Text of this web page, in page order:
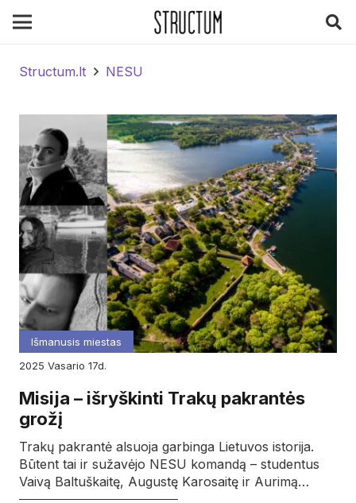
Structum.lt NESU
Išmanusis miestas
2025
vasario 17d.
Misija – išryškinti Trakų pakrantės
grožį
Trakų pakrantė alsuoja garbinga Lietuvos istorija.
Būtent tai ir sužavėjo NESU komandą – studentus
Vaivą Baltuškaitę, Augustę Karosaitę ir Aurimą…